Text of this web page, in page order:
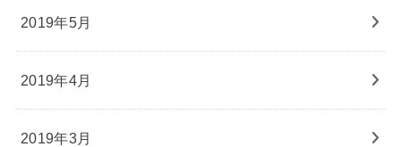
2019年5月
2019年4月
2019年3月